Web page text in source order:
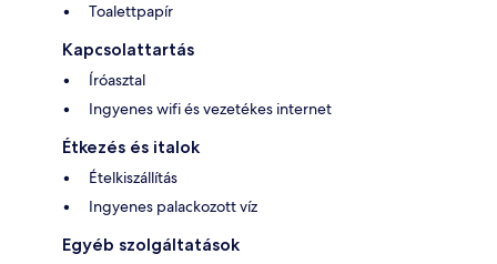
Toalettpapír
Kapcsolattartás
Íróasztal
Ingyenes wifi és vezetékes internet
Étkezés és italok
Ételkiszállítás
Ingyenes palackozott víz
Egyéb szolgáltatások